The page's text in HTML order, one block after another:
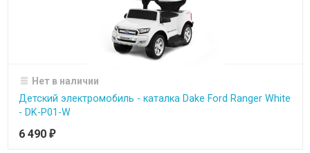
Нет в наличии
Детский электромобиль - каталка Dake Ford Ranger White
- DK-P01-W
6 490 ₽